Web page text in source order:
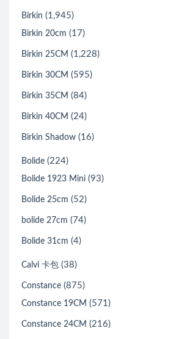
Birkin (1,945)
Birkin 20cm (17)
Birkin 25CM (1,228)
Birkin 30CM (595)
Birkin 35CM (84)
Birkin 40CM (24)
Birkin Shadow (16)
Bolide (224)
Bolide 1923 Mini (93)
Bolide 25cm (52)
bolide 27cm (74)
Bolide 31cm (4)
Calvi 卡包 (38)
Constance (875)
Constance 19CM (571)
Constance 24CM (216)